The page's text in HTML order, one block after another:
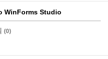
WinForms Studio
(0)